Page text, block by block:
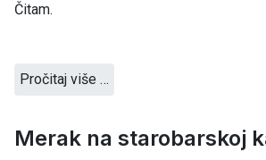
Čitam.
Pročitaj više …
Merak na starobarskoj